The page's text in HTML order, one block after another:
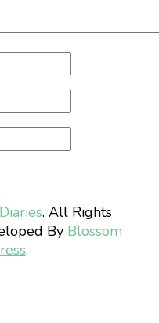
. All Rights
By Blossom
.